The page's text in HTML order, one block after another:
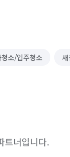
청소/입주청소
트너입니다.